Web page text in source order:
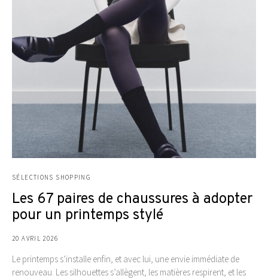
SÉLECTIONS SHOPPING
Les 67 paires de chaussures à adopter
pour un printemps stylé
20 AVRIL 2026
Le printemps s’installe enfin, et avec lui, une envie immédiate de
renouveau. Les silhouettes s’allègent, les matières respirent, et les